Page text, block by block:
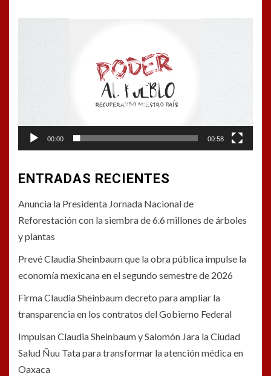
00:00 00:58
ENTRADAS RECIENTES
Anuncia la Presidenta Jornada Nacional de
Reforestación con la siembra de 6.6 millones de árboles
y plantas
Prevé Claudia Sheinbaum que la obra pública impulse la
economía mexicana en el segundo semestre de 2026
Firma Claudia Sheinbaum decreto para ampliar la
transparencia en los contratos del Gobierno Federal
Impulsan Claudia Sheinbaum y Salomón Jara la Ciudad
Salud Ñuu Tata para transformar la atención médica en
Oaxaca